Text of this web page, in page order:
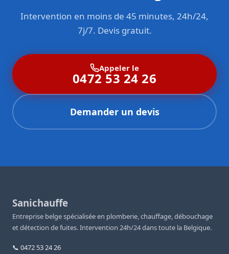
Intervention en moins de 45 minutes, 24h/24,
7j/7. Devis gratuit.
Appeler le
0472 53 24 26
Demander un devis
Sanichauffe
Entreprise belge spécialisée en plomberie, chauffage, débouchage
et détection de fuites. Intervention 24h/24 dans toute la Belgique.
📞 0472 53 24 26